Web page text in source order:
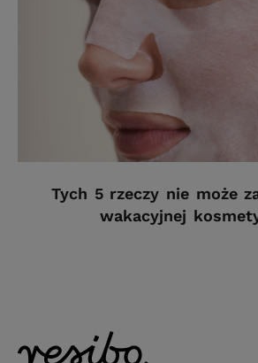
Tych 5 rzeczy nie może
wakacyjnej